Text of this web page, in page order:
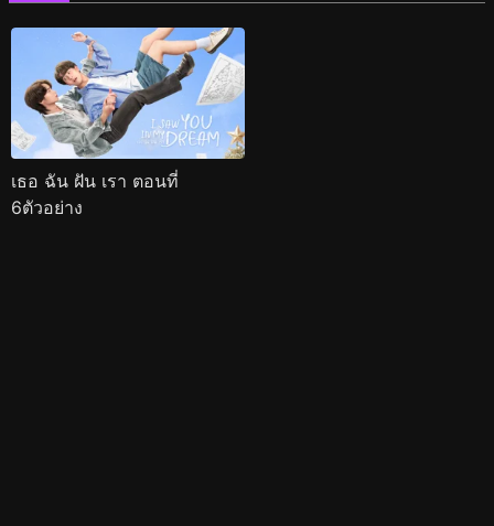
เธอ ฉัน ฝัน เรา ตอนที่
6ตัวอย่าง